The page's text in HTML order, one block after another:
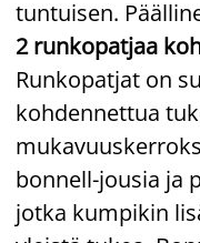
tuntuisen.
2 runkopatjaa
Runkopatjat on
kohdennettua
bonnell-jousia ja
jotka kumpikin